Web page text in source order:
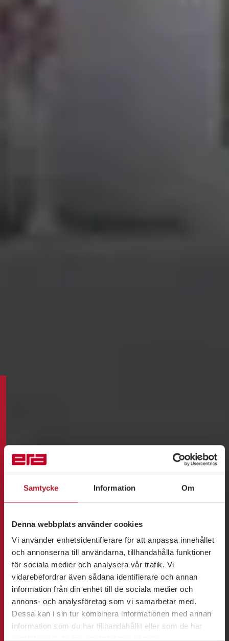
Samtycke Information Om
Denna webbplats använder cookies
Vi använder enhetsidentifierare för att anpassa innehållet
och annonserna till användarna, tillhandahålla funktioner
för sociala medier och analysera vår trafik. Vi
vidarebefordrar även sådana identifierare och annan
information från din enhet till de sociala medier och
annons- och analysföretag som vi samarbetar med.
Dessa kan i sin tur kombinera informationen med annan
information som du har tillhandahållit eller som de har